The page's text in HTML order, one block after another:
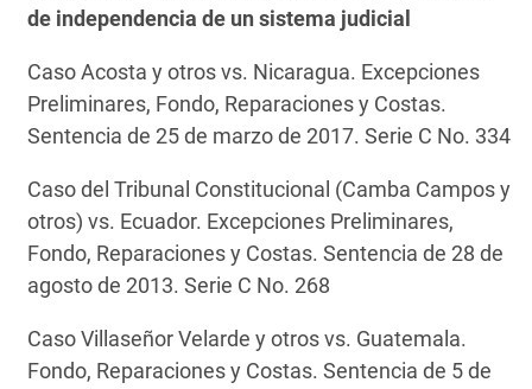
de independencia de un sistema judicial
Caso Acosta y otros vs. Nicaragua. Excepciones
Preliminares, Fondo, Reparaciones y Costas.
Sentencia de 25 de marzo de 2017. Serie C No. 334
Caso del Tribunal Constitucional (Camba Campos y
otros) vs. Ecuador. Excepciones Preliminares,
Fondo, Reparaciones y Costas. Sentencia de 28 de
agosto de 2013. Serie C No. 268
Caso Villaseñor Velarde y otros vs. Guatemala.
Fondo, Reparaciones y Costas. Sentencia de 5 de